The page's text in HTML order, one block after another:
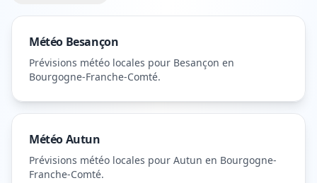
Météo Besançon
Prévisions météo locales pour Besançon en
Bourgogne-Franche-Comté.
MétéoAutun
Prévisions météo locales pour Autun en Bourgogne-
Franche-Comté.